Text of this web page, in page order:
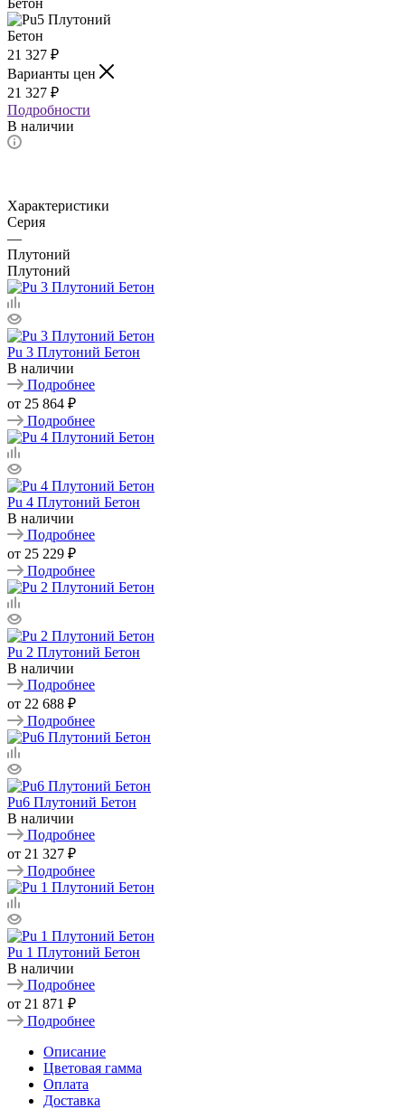
21 327 ₽
Варианты цен
21 327 ₽
Подробности
В наличии
Характеристики
Серия
—
Плутоний
Плутоний
Pu 3 Плутоний Бетон
В наличии
Подробнее
от 25 864 ₽
Подробнее
Pu 4 Плутоний Бетон
В наличии
Подробнее
от 25 229 ₽
Подробнее
Pu 2 Плутоний Бетон
В наличии
Подробнее
от 22 688 ₽
Подробнее
Pu6 Плутоний Бетон
В наличии
Подробнее
от 21 327 ₽
Подробнее
Pu 1 Плутоний Бетон
В наличии
Подробнее
от 21 871 ₽
Подробнее
Описание
Цветовая гамма
Оплата
Доставка